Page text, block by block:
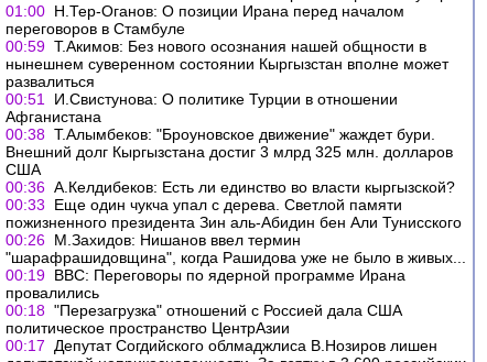
01:00 Н.Тер-Оганов: О позиции Ирана перед началом
переговоров в Стамбуле
00:59 Т.Акимов: Без нового осознания нашей общности в
нынешнем суверенном состоянии Кыргызстан вполне может
развалиться
00:51
И.Свистунова: О политике Турции в отношении
Афганистана
00:38 Т.Алымбеков: "Броуновское движение" жаждет бури.
Внешний долг Кыргызстана достиг 3 млрд 325 млн. долларов
США
00:36 А.Келдибеков: Есть ли единство во власти кыргызской?
00:33
Еще один чукча упал с дерева. Светлой памяти
пожизненного президента Зин аль-Абидин бен Али Тунисского
00:26 М.Захидов: Нишанов ввел термин
"шарафрашидовщина", когда Рашидова уже не было в живых...
00:19 ВВС: Переговоры по ядерной программе Ирана
провалились
00:18 "Перезагрузка" отношений с Россией дала США
политическое пространство ЦентрАзии
00:17
Депутат Согдийского облмаджлиса В.Нозиров лишен